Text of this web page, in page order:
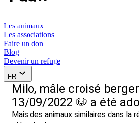
Les animaux
Les associations
Faire un don
Blog
Devenir un refuge
FR
Milo, mâle croisé
13/09/2022 🐶 a été
Mais des animaux similaires dans la